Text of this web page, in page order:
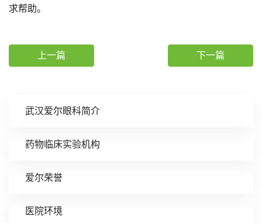
武汉爱尔眼科简介
药物临床实验机构
爱尔荣誉
医院环境
求帮助。
上一篇 下一篇